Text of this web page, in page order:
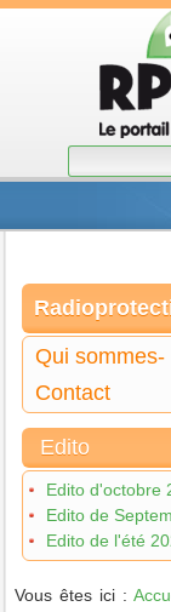
Qui sommes-
Contact
Edito
Edito d'octobre
Edito de
Edito de l'été
Vous êtes ici :